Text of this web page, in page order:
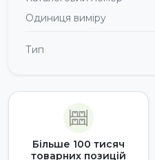
Одиниця виміру
Тип
Більше 100 тисяч
товарних позицій